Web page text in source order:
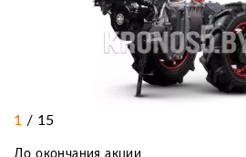
1 / 15
До окончания акции